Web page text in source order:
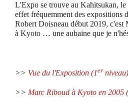
L'Expo se trouve au Kahitsukan,
effet fréquemment des expositions
Robert Doisneau début 2019,
à Kyoto … une aubaine que je
>> Vue du l'Exposition (1er niveau)
>> Marc Riboud à Kyoto en 2005